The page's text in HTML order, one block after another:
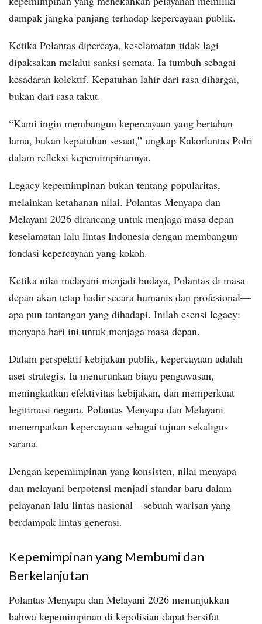
dampak jangka panjang terhadap kepercayaan publik.
Ketika Polantas dipercaya, keselamatan tidak lagi
dipaksakan melalui sanksi semata. Ia tumbuh sebagai
kesadaran kolektif. Kepatuhan lahir dari rasa dihargai,
bukan dari rasa takut.
“Kami ingin membangun kepercayaan yang bertahan
lama, bukan kepatuhan sesaat,” ungkap Kakorlantas Polri
dalam refleksi kepemimpinannya.
Legacy kepemimpinan bukan tentang popularitas,
melainkan ketahanan nilai. Polantas Menyapa dan
Melayani 2026 dirancang untuk menjaga masa depan
keselamatan lalu lintas Indonesia dengan membangun
fondasi kepercayaan yang kokoh.
Ketika nilai melayani menjadi budaya, Polantas di masa
depan akan tetap hadir secara humanis dan profesional—
apa pun tantangan yang dihadapi. Inilah esensi legacy:
menyapa hari ini untuk menjaga masa depan.
Dalam perspektif kebijakan publik, kepercayaan adalah
aset strategis. Ia menurunkan biaya pengawasan,
meningkatkan efektivitas kebijakan, dan memperkuat
legitimasi negara. Polantas Menyapa dan Melayani
menempatkan kepercayaan sebagai tujuan sekaligus
sarana.
Dengan kepemimpinan yang konsisten, nilai menyapa
dan melayani berpotensi menjadi standar baru dalam
pelayanan lalu lintas nasional—sebuah warisan yang
berdampak lintas generasi.
Kepemimpinan yang Membumi dan
Berkelanjutan
Polantas Menyapa dan Melayani 2026 menunjukkan
bahwa kepemimpinan di kepolisian dapat bersifat